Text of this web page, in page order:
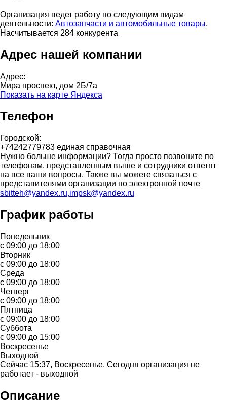
Организация ведет работу по следующим видам
деятельности: Автозапчасти и автомобильные товары.
Насчитывается 284 конкурента
Адрес нашей компании
Адрес:
Мира проспект, дом 2Б/7а
Показать на карте Яндекса
Телефон
Городской:
+74242779783 единая справочная
Нужно больше информации? Тогда просто позвоните по
телефонам, представленным выше и сотрудники ответят
на все ваши вопросы. Также вы можете связаться с
представителями организации по электронной почте
sbitteh@yandex.ru,impsk@yandex.ru
График работы
Понедельник
с 09:00 до 18:00
Вторник
с 09:00 до 18:00
Среда
с 09:00 до 18:00
Четверг
с 09:00 до 18:00
Пятница
с 09:00 до 18:00
Суббота
с 09:00 до 15:00
Воскресенье
Выходной
Сейчас 15:37, Воскресенье. Сегодня организация не
работает - выходной
Описание